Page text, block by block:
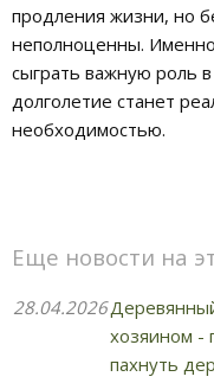
продления жизни, но
неполноценны.
сыграть важную роль
долголетие станет
необходимостью.
Еще новости на
28.04.2026
хозяином -
пахнуть